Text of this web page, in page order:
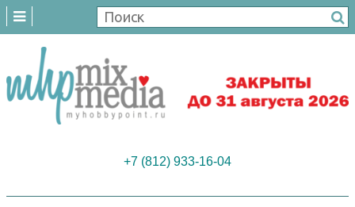
+7 (812) 933-16-04